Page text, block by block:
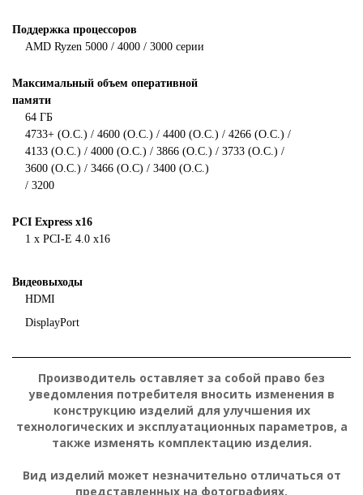
Поддержка процессоров
AMD Ryzen 5000 / 4000 / 3000 серии
Максимальный объем оперативной
памяти
64 ГБ
4733+ (O.C.) / 4600 (O.C.) / 4400 (O.C.) / 4266 (O.C.) /
4133 (O.C.) / 4000 (O.C.) / 3866 (O.C.) / 3733 (O.C.) /
3600 (O.C.) / 3466 (O.C) / 3400 (O.C.)
/ 3200
PCI Express x16
1 x PCI-E 4.0 x16
Видеовыходы
HDMI
DisplayPort
Производитель оставляет за собой право без
уведомления потребителя вносить изменения в
конструкцию изделий для улучшения их
технологических и эксплуатационных параметров, а
также изменять комплектацию изделия.
Вид изделий может незначительно отличаться от
представленных на фотографиях.